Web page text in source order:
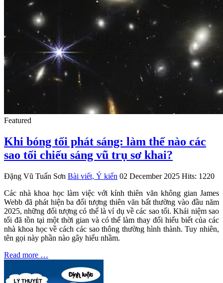
Featured
Khi bóng tối phát sáng: làm thế nào các
sao tối chiếu sáng vũ trụ sơ khai?
Đặng Vũ Tuấn Sơn Bài viết, Ý kiến 02 December 2025 Hits: 1220
Các nhà khoa học làm việc với kính thiên văn không gian James
Webb đã phát hiện ba đối tượng thiên văn bất thường vào đầu năm
2025, những đối tượng có thể là ví dụ về các sao tối. Khái niệm sao
tối đã tồn tại một thời gian và có thể làm thay đổi hiểu biết của các
nhà khoa học về cách các sao thông thường hình thành. Tuy nhiên,
tên gọi này phần nào gây hiểu nhầm.
Read more …